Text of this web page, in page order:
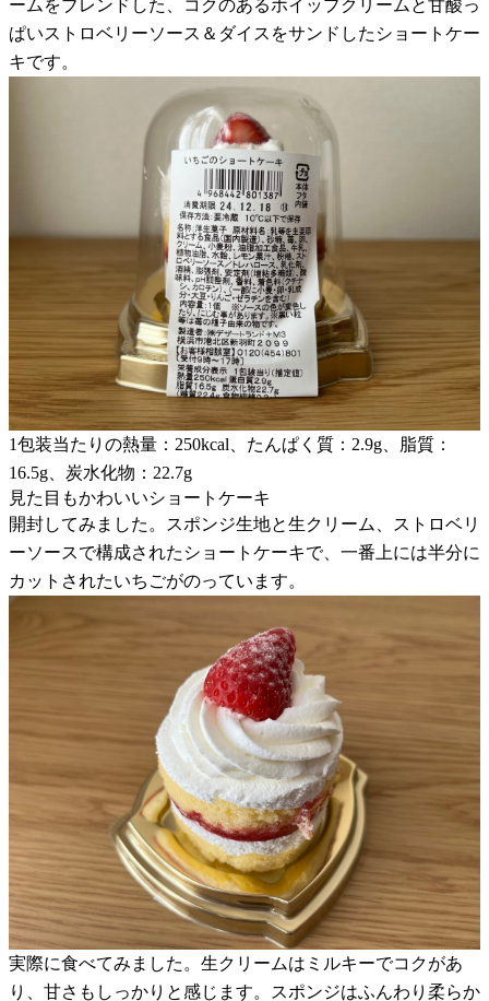
ームをブレンドした、コクのあるホイップクリームと甘酸っ
ぱいストロベリーソース＆ダイスをサンドしたショートケー
キです。
1包装当たりの熱量：250kcal、たんぱく質：2.9g、脂質：
16.5g、炭水化物：22.7g
見た目もかわいいショートケーキ
開封してみました。スポンジ生地と生クリーム、ストロベリ
ーソースで構成されたショートケーキで、一番上には半分に
カットされたいちごがのっています。
実際に食べてみました。生クリームはミルキーでコクがあ
り、甘さもしっかりと感じます。スポンジはふんわり柔らか